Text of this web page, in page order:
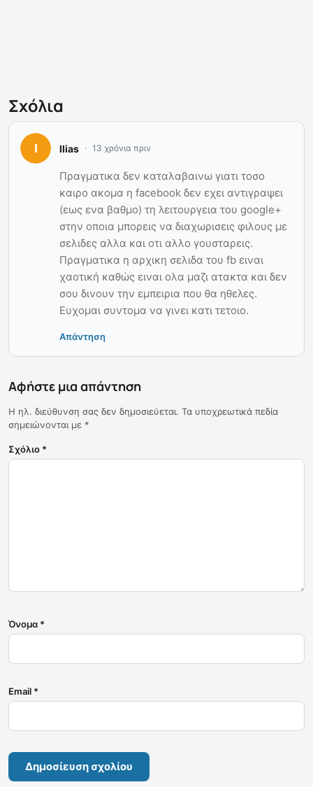
Σχόλια
Ilias 13 χρόνια πριν
Πραγματικα δεν καταλαβαινω γιατι τοσο
καιρο ακομα η facebook δεν εχει αντιγραψει
(εως ενα βαθμο) τη λειτουργεια του google+
στην οποια μπορεις να διαχωρισεις φιλους με
σελιδες αλλα και οτι αλλο γουσταρεις.
Πραγματικα η αρχικη σελιδα του fb ειναι
χαοτική καθώς ειναι ολα μαζι ατακτα και δεν
σου δινουν την εμπειρια που θα ηθελες.
Ευχομαι συντομα να γινει κατι τετοιο.
Απάντηση
Αφήστε μια απάντηση
Η ηλ. διεύθυνση σας δεν δημοσιεύεται. Τα υποχρεωτικά πεδία
σημειώνονται με *
Σχόλιο *
Όνομα *
Email *